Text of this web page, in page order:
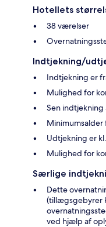
Hotellets
38 værelser
Indtjekning/
Indtjekning er
Mulighed for
Sen
Minimumsalder
Udtjekning er
Mulighed for
Særlige
Dette
(tillægsgebyrer
ved hjælp af